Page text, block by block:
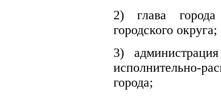
2) глава
городского округа;
3)
исполнительно-
города;